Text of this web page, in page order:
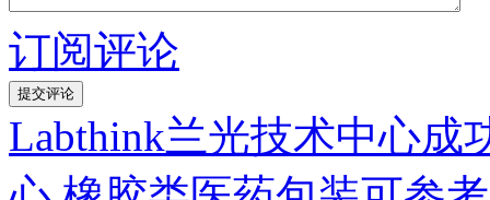
订阅评论
Labthink兰光技术中心